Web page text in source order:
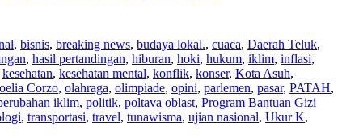
, bisnis, breaking news, budaya lokal., cuaca, Daerah Teluk,
, hasil pertandingan, hiburan, hoki, hukum, iklim, inflasi,
kesehatan, kesehatan mental, konflik, konser, Kota Asuh,
Corzo, olahraga, olimpiade, opini, parlemen, pasar, PATAH,
iklim, politik, poltava oblast, Program Bantuan Gizi
, transportasi, travel, tunawisma, ujian nasional, Ukur K,